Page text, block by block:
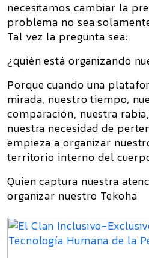
necesitamos cambiar la
problema no sea
Tal vez la pregunta sea:
¿quién está organizando
Porque cuando una
mirada, nuestro tiempo,
comparación, nuestra
nuestra necesidad de
empieza a organizar
territorio interno del
Quien captura nuestra
organizar nuestro Tekoha